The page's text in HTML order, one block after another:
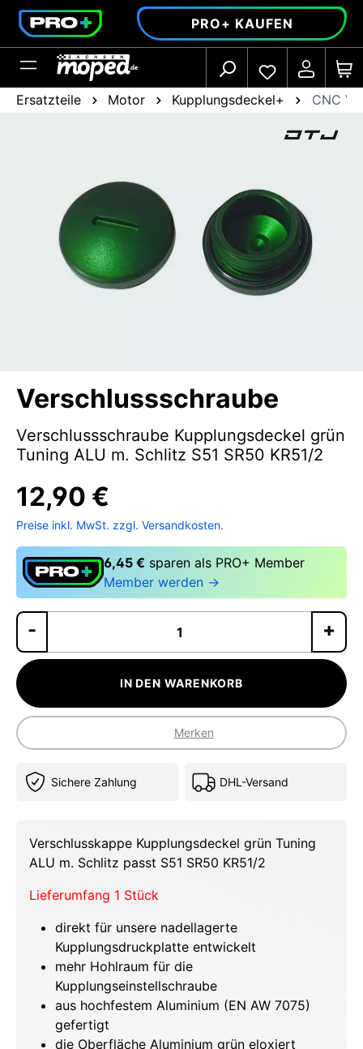
springen PRO+ KAUFEN
Ersatzteile Motor Kupplungsdeckel+ CNC
Verschlussschraube
Verschlussschraube Kupplungsdeckel grün
Tuning ALU m. Schlitz S51 SR50 KR51/2
12,90 €
Preise inkl. MwSt. zzgl. Versandkosten.
6,45 € sparen als PRO+ Member
Member werden →
IN DEN WARENKORB
Merken
Sichere Zahlung DHL-Versand
Verschlusskappe Kupplungsdeckel grün Tuning
ALU m. Schlitz passt S51 SR50 KR51/2
Lieferumfang 1 Stück
direkt für unsere nadellagerte
Kupplungsdruckplatte entwickelt
mehr Hohlraum für die
Kupplungseinstellschraube
aus hochfestem Aluminium (EN AW 7075)
gefertigt
die Oberfläche Aluminium grün eloxiert